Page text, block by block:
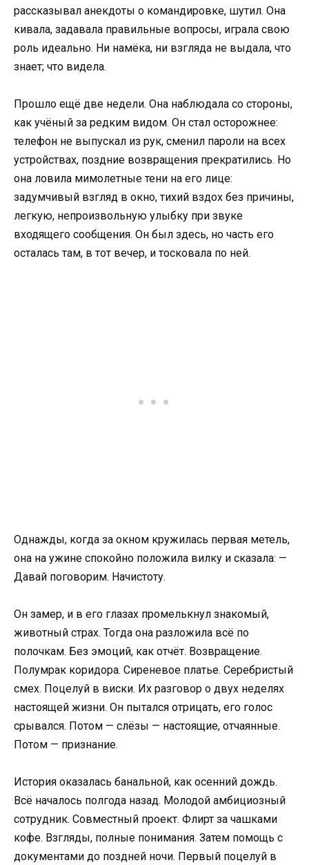
рассказывал анекдоты о командировке, шутил. Она
кивала, задавала правильные вопросы, играла свою
роль идеально. Ни намёка, ни взгляда не выдала, что
знает; что видела.
Прошло ещё две недели. Она наблюдала со стороны,
как учёный за редким видом. Он стал осторожнее:
телефон не выпускал из рук, сменил пароли на всех
устройствах, поздние возвращения прекратились. Но
она ловила мимолетные тени на его лице:
задумчивый взгляд в окно, тихий вздох без причины,
легкую, непроизвольную улыбку при звуке
входящего сообщения. Он был здесь, но часть его
осталась там, в тот вечер, и тосковала по ней.
Однажды, когда за окном кружилась первая метель,
она на ужине спокойно положила вилку и сказала: —
Давай поговорим. Начистоту.
Он замер, и в его глазах промелькнул знакомый,
животный страх. Тогда она разложила всё по
полочкам. Без эмоций, как отчёт. Возвращение.
Полумрак коридора. Сиреневое платье. Серебристый
смех. Поцелуй в виски. Их разговор о двух неделях
настоящей жизни. Он пытался отрицать, его голос
срывался. Потом — слёзы — настоящие, отчаянные.
Потом — признание.
История оказалась банальной, как осенний дождь.
Всё началось полгода назад. Молодой амбициозный
сотрудник. Совместный проект. Флирт за чашками
кофе. Взгляды, полные понимания. Затем помощь с
документами до поздней ночи. Первый поцелуй в